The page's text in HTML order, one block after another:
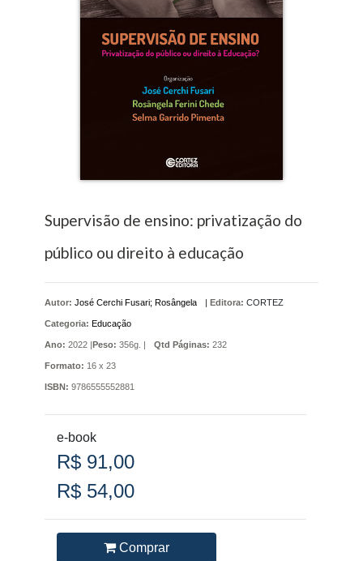
Supervisão de ensino: privatização do
público ou direito à educação
Autor: José Cerchi Fusari; Rosângela | Editora: CORTEZ
Categoria: Educação
Ano: 2022 |Peso: 356g. | Qtd Páginas: 232
Formato: 16 x 23
ISBN: 9786555552881
e-book
R$ 91,00
R$ 54,00
Comprar